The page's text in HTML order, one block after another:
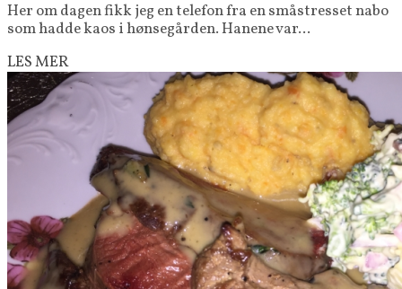
Her om dagen fikk jeg en telefon fra en småstresset nabo
som hadde kaos i hønsegården. Hanene var...
LES MER